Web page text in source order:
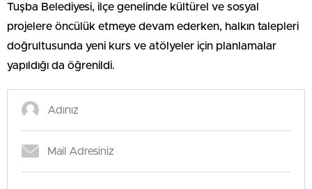
Tuşba Belediyesi, ilçe genelinde kültürel ve sosyal
projelere öncülük etmeye devam ederken, halkın talepleri
doğrultusunda yeni kurs ve atölyeler için planlamalar
yapıldığı da öğrenildi.